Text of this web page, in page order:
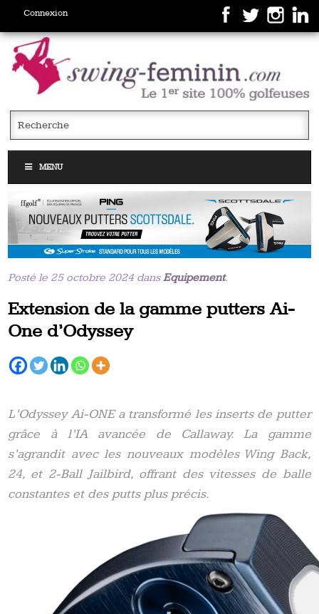
Connexion
MENU
Posté le 25 octobre 2024 dansEquipement.
Extension de la gamme putters Ai-
One d’Odyssey
L’Odyssey Ai-ONE a transformé les inserts de putter
grâce à l’IA avancée de Callaway. La gamme
s’agrandit avec les nouveaux modèles Wing Back,
24, et 2-Ball Jailbird, offrant des vitesses de balle
constantes et des putts plus précis.